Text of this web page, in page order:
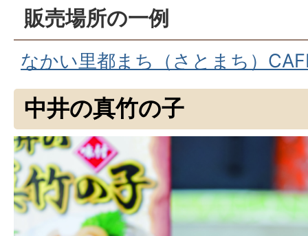
販売場所の一例
なかい里都まち（さとまち）
中井の真竹の子